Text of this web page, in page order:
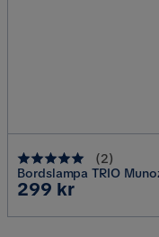
(2)
Bordslampa TRIO
Pris
299 kr